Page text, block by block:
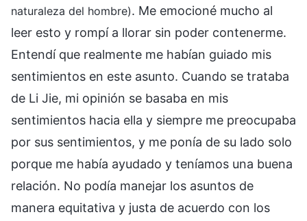
naturaleza del hombre). Me emocioné mucho al
leer esto y rompí a llorar sin poder contenerme.
Entendí que realmente me habían guiado mis
sentimientos en este asunto. Cuando se trataba
de Li Jie, mi opinión se basaba en mis
sentimientos hacia ella y siempre me preocupaba
por sus sentimientos, y me ponía de su lado solo
porque me había ayudado y teníamos una buena
relación. No podía manejar los asuntos de
manera equitativa y justa de acuerdo con los